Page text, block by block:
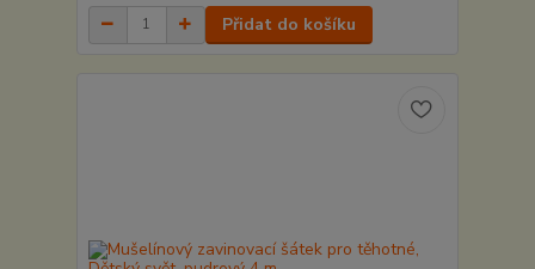
Přidat do košíku